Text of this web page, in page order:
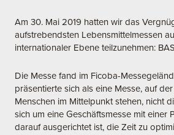
Am 30. Mai 2019 hatten wir das
aufstrebendsten Lebensmittelmessen
internationaler Ebene teilzunehmen:
Die Messe fand im Ficoba-
präsentierte sich als eine Messe, auf
Menschen im Mittelpunkt stehen, nicht
sich um eine Geschäftsmesse mit einer
darauf ausgerichtet ist, die Zeit zu